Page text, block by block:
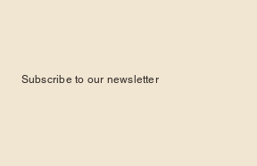
Subscribe to our newsletter